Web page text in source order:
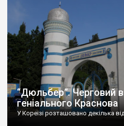
“Дюльбер”. Черговий
геніального Краснова
У Кореїзі розташовано декілька